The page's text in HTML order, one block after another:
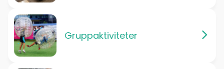
Gruppaktiviteter